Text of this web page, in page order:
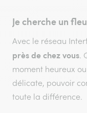
Je cherche un
Avec le réseau
près de chez vous.
moment heureux
délicate, pouvoir
toute la différence.